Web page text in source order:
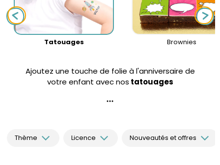
Tatouages Brownies
Ajoutez une touche de folie à l'anniversaire de
votre enfant avec nos tatouages
éphémères sont entièrement personnalisables
Vendus par 8, les tatouages pourront être
Thème Licence Nouveautés et offres